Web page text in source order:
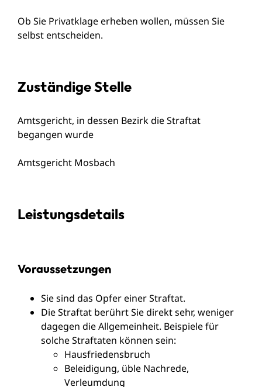
Ob Sie Privatklage erheben wollen, müssen Sie
selbst entscheiden.
Zuständige Stelle
Amtsgericht, in dessen Bezirk die Straftat
begangen wurde
Amtsgericht Mosbach
Leistungsdetails
Voraussetzungen
Sie sind das Opfer einer Straftat.
Die Straftat berührt Sie direkt sehr, weniger
dagegen die Allgemeinheit. Beispiele für
solche Straftaten können sein:
Hausfriedensbruch
Beleidigung, üble Nachrede,
Verleumdung